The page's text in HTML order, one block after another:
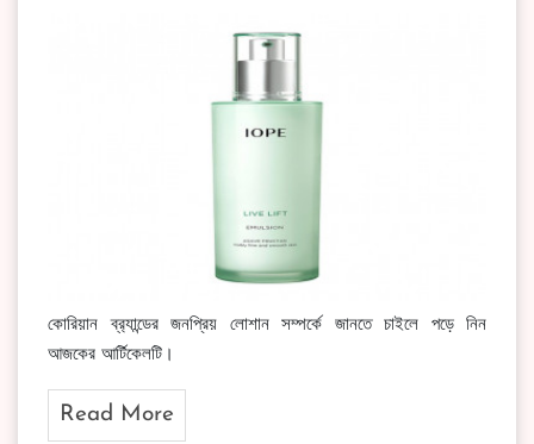
কোরিয়ান ব্র‍্যান্ডের জনপ্রিয় লোশান সম্পর্কে জানতে চাইলে পড়ে নিন
আজকের আর্টিকেলটি।
Read More